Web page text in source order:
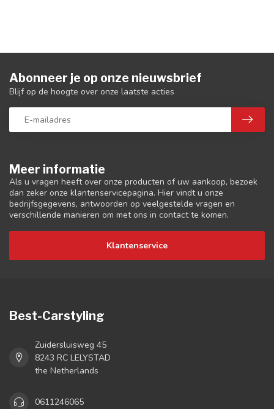
Meer informatie
Als u vragen heeft over onze producten of uw aankoop, bezoek
dan zeker onze klantenservicepagina. Hier vindt u onze
bedrijfsgegevens, antwoorden op veelgestelde vragen en
verschillende manieren om met ons in contact te komen.
Klantenservice
Abonneer je op onze nieuwsbrief
Blijf op de hoogte over onze laatste acties
Best-Carstyling
Zuidersluisweg 45
8243 RC LELYSTAD
the Netherlands
0611246065